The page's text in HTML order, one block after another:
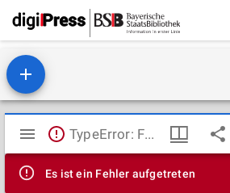
Mirador
Viewer
TypeError: Failed to fetch
Es ist ein Fehler aufgetreten